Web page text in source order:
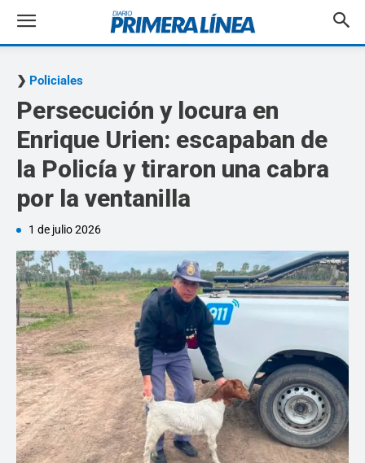
Policiales
Persecución y locura en
Enrique Urien: escapaban de
la Policía y tiraron una cabra
por la ventanilla
1 de julio 2026